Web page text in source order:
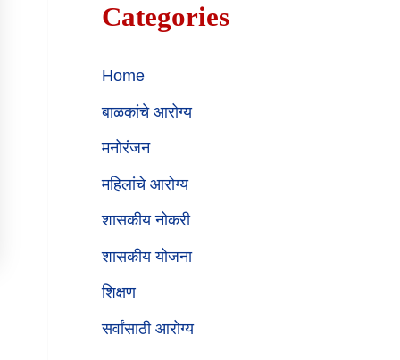
Categories
Home
बाळकांचे आरोग्य
मनोरंजन
महिलांचे आरोग्य
शासकीय नोकरी
शासकीय योजना
शिक्षण
सर्वांसाठी आरोग्य